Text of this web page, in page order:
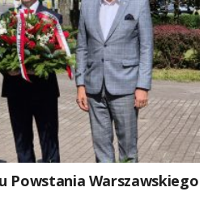
Powstania Warszawskiego